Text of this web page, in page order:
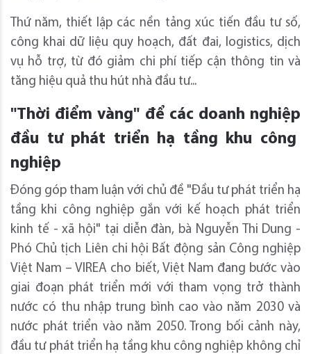
Thứ năm, thiết lập các nền tảng xúc tiến đầu tư số,
công khai dữ liệu quy hoạch, đất đai, logistics, dịch
vụ hỗ trợ, từ đó giảm chi phí tiếp cận thông tin và
tăng hiệu quả thu hút nhà đầu tư...
"Thời điểm vàng" để các doanh nghiệp
đầu tư phát triển hạ tầng khu công
nghiệp
Đóng góp tham luận với chủ đề "Đầu tư phát triển hạ
tầng khi công nghiệp gắn với kế hoạch phát triển
kinh tế - xã hội" tại diễn đàn, bà Nguyễn Thi Dung -
Phó Chủ tịch Liên chi hội Bất động sản Công nghiệp
Việt Nam – VIREA cho biết, Việt Nam đang bước vào
giai đoạn phát triển mới với tham vọng trở thành
nước có thu nhập trung bình cao vào năm 2030 và
nước phát triển vào năm 2050. Trong bối cảnh này,
đầu tư phát triển hạ tầng khu công nghiệp không chỉ